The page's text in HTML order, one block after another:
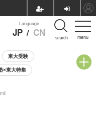
menu
Language
JP / CN search
東大受験
×東大特集
談会